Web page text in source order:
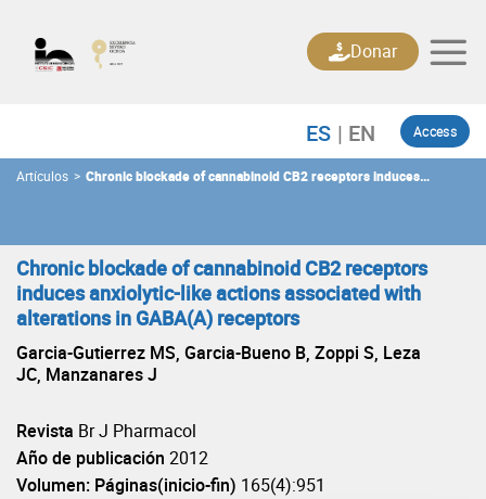
content
Access
Donar
Artículos > Chronic blockade of cannabinoid CB2 receptors induces
Chronic blockade of cannabinoid CB2 receptors
induces anxiolytic-like actions associated with
alterations in GABA(A) receptors
Garcia-Gutierrez MS, Garcia-Bueno B, Zoppi S, Leza
JC, Manzanares J
Revista Br J Pharmacol
Año de publicación 2012
Volumen: Páginas(inicio-fin) 165(4):951